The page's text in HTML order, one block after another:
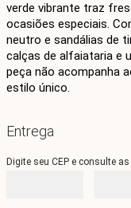
verde vibrante traz
ocasiões especiais.
neutro e sandálias de
calças de alfaiataria e
peça não acompanha
estilo único.
Entrega
Digite seu CEP e consulte